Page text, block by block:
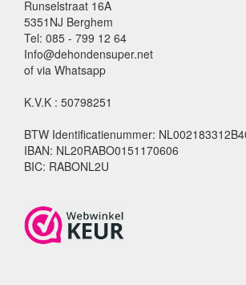
Runselstraat 16A
5351NJ Berghem
Tel: 085 - 799 12 64
Info@dehondensuper.net
of via Whatsapp
K.V.K : 50798251
BTW Identificatienummer:
IBAN: NL20RABO0151170606
BIC: RABONL2U